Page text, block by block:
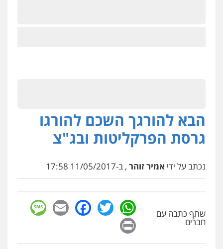
הבא להורגך השכם להורגו
גרסת הפרקליטות ובג"צ
נכתב על ידי אמיר זוהר , ב-11/05/2017 17:58
שתף כתבה עם
חברים
WhatsApp
Twitter
Facebook
Email